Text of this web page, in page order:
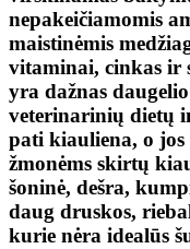
nepakeičiamomis
maistinėmis
vitaminai, cinkas ir
yra dažnas
veterinarinių dietų
pati kiauliena, o jos
žmonėms skirtų
šoninė, dešra,
daug druskos,
kurie nėra idealūs